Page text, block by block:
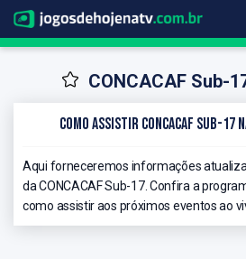
CONCACAF Sub-
Como Assistir CONCACAF Sub-
Aqui forneceremos informações
da CONCACAF Sub-17. Confira a
como assistir aos próximos eventos ao